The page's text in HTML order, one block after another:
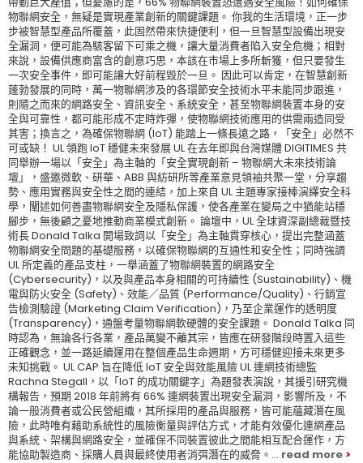
物聯網安全，無疑是實現產業創新的關鍵課題。 你我的生活環境，正一步
步被智慧型產品所覆蓋，此固然帶來快捷便利，但一旦智慧型設備出現安
全漏洞，便可能為駭客留下可乘之機，讓大量消費者陷入安全危機；相對
來說，設備供應商富含的創意巧思，本該在市場上多所斬獲，但只要發生
一次安全事件，即可能讓大好前程毀於一旦。 因此可以肯定，在智慧創新
蓬勃發展的同時，萬一物聯網涉及的各環節安全技術水平未能同步跟進，
則隨之而來的網路安全、資訊安全、系統安全，甚至物聯網裝置本身的安
全與可靠性，都可能形成不定時炸彈，使物聯網技術應用的供需兩造同受
其害；換言之，為確保物聯網 (IoT) 能踏上一條長遠之路，「安全」必然不
可或缺！ UL 領跑 IoT 穩健未來發展 UL 在去年即與台灣媒體 DIGITIMES 共
同舉辦一場以「安全」為主軸的「安全實現創新 – 物聯網大未來技術論
壇」，盛邀微軟、研華、ABB 與紡研所等產業意見領袖共聚一堂，分享趨
勢、應用實務與安全性之間的連結，加上來自 UL 主題專家接棒演繹安全科
學，闡述如何善盡物聯網安全及隱私保護，使各產業在變局之中猶能站穩
腳步，無後顧之憂地推動商業模式創新。 論壇中，UL 全球資深副總裁暨技
術長 Donald Talka 開場致詞以「安全」為主軸貫穿核心，提出完整涵蓋
物聯網安全問題的基礎服務，以確保物聯網的互通性和安全性；同時強調
UL 所定義的產品支柱，一舉涵蓋了物聯網裝置的網路安全
(Cybersecurity)，以及與產品本身相關的可持續性 (Sustainability)、機
電與防火安全 (Safety)、效能／品質 (Performance/Quality)、行銷宣
告檢測驗證 (Marketing Claim Verification)，乃至企業運作的透明度
(Transparency)，通盤考量物聯網軟硬體的安全課題。 Donald Talka 同
時認為，無論各行各業，產品萬變不離其宗，皆應在研發階段時置入這些
正確觀念，並一路延續運用在整個產品生命週期，方可穩健迎接未來更多
未知挑戰。 UL CAP 旨在降低 IoT 安全與效能風險 UL 連網技術總監
Rachna Stegall，以「IoT 的成功關鍵字」為題發表演說，其援引研究機
構報告，預期 2018 年前將有 66% 連網裝置出現安全漏洞，影響所及，不
論一般消費者或公民營組織，其所採用的產品與服務，皆可能蘊藏潛在風
險，此時唯有藉助系統性的風險衡量與評估方式，才能有效優化連網產品
與系統、架構與網路安全，並確保不同裝置彼此之間能相互配合運作，方
能協助製造商、採購人員與最終使用者消弭潛在的威脅。... read more